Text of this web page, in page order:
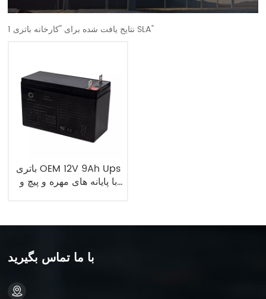
1 نتایج یافت شده برای "کارخانه باتری SLA"
باتری OEM 12V 9Ah Ups
با پایانه های مهره و پیچ و
با ما تماس بگیرید